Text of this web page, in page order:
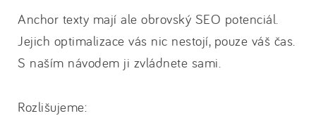
Anchor texty mají ale obrovský SEO potenciál.
Jejich optimalizace vás nic nestojí, pouze váš čas.
S naším návodem ji zvládnete sami.
Rozlišujeme: